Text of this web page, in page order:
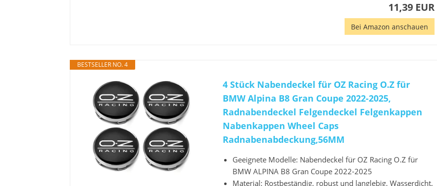
11,39 EUR
Bei Amazon anschauen
BESTSELLER NO. 4
4 Stück Nabendeckel für OZ Racing O.Z für
BMW Alpina B8 Gran Coupe 2022-2025,
Radnabendeckel Felgendeckel Felgenkappen
Nabenkappen Wheel Caps
Radnabenabdeckung,56MM
Geeignete Modelle: Nabendeckel für OZ Racing O.Z für
BMW ALPINA B8 Gran Coupe 2022-2025
Material: Rostbeständig, robust und langlebig. Wasserdicht,